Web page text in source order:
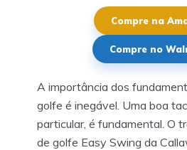
Compre na
Compre no
A importância dos
golfe é inegável. Uma boa
particular, é fundamental. O
de golfe Easy Swing da